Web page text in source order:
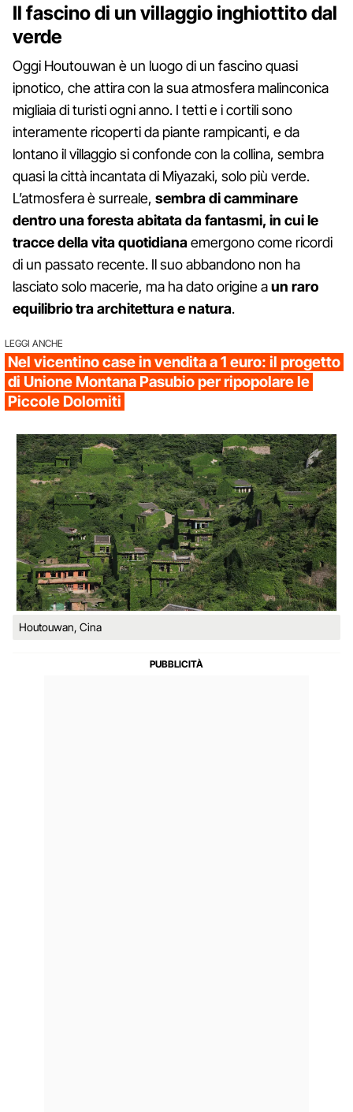
Il fascino di un villaggio inghiottito dal
verde
Oggi Houtouwan è un luogo di un fascino quasi
ipnotico, che attira con la sua atmosfera malinconica
migliaia di turisti ogni anno. I tetti e i cortili sono
interamente ricoperti da piante rampicanti, e da
lontano il villaggio si confonde con la collina, sembra
quasi la città incantata di Miyazaki, solo più verde.
L’atmosfera è surreale, sembra di camminare
dentro una foresta abitata da fantasmi, in cui le
tracce della vita quotidianaemergono come ricordi
di un passato recente. Il suo abbandono non ha
lasciato solo macerie, ma ha dato origine aun raro
equilibrio tra architettura e natura.
LEGGI ANCHE
Nel vicentino case in vendita a 1 euro: il progetto
di Unione Montana Pasubio per ripopolare le
Piccole Dolomiti
Houtouwan, Cina